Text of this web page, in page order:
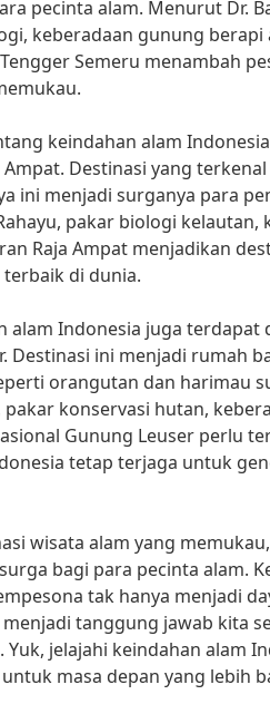
pecinta alam. Menurut Dr.
keberadaan gunung berapi
Semeru menambah
keindahan alam
Destinasi yang
ini menjadi surganya para
pakar biologi kelautan,
Raja Ampat menjadikan
terbaik di dunia.
alam Indonesia juga terdapat
Destinasi ini menjadi rumah
orangutan dan harimau
pakar konservasi hutan,
Gunung Leuser perlu
tetap terjaga untuk
wisata alam yang
bagi para pecinta alam.
tak hanya menjadi
tanggung jawab kita
jelajahi keindahan alam
masa depan yang lebih